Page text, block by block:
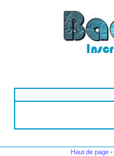
Haut de page